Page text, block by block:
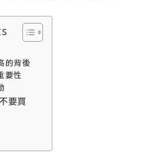
的背後
要性
要買